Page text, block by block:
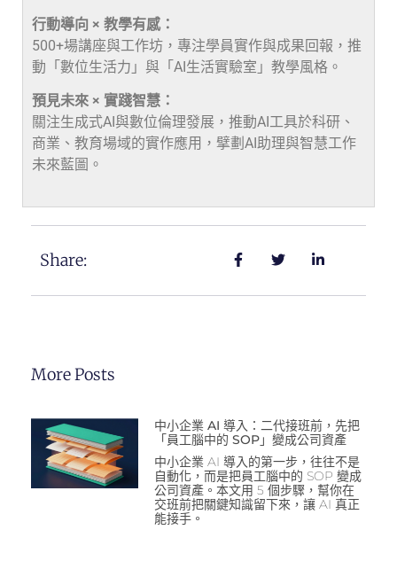
行動導向 × 教學有感：
500+場講座與工作坊，專注學員實作與成果回報，推
動「數位生活力」與「AI生活實驗室」教學風格。
預見未來 × 實踐智慧：
關注生成式AI與數位倫理發展，推動AI工具於科研、
商業、教育場域的實作應用，擘劃AI助理與智慧工作
未來藍圖。
Share:
More Posts
中小企業 AI 導入：二代接班前，先把
「員工腦中的 SOP」變成公司資產
中小企業 AI 導入的第一步，往往不是
自動化，而是把員工腦中的 SOP 變成
公司資產。本文用 5 個步驟，幫你在
交班前把關鍵知識留下來，讓 AI 真正
能接手。